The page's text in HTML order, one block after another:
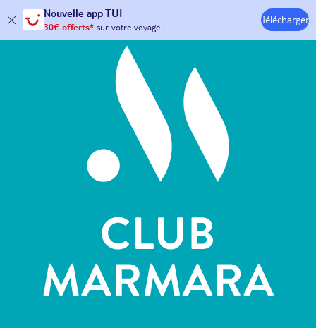
Nouvelle app TUI
30€ offerts*sur votre voyage !
avec le code :HAPPYAPP
Télécharger
Hôtels & Clubs